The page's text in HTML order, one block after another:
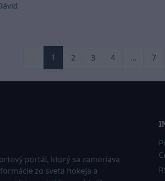
1 2 3 4 ... 7
portál, ktorý sa zameriava
zo sveta hokeja a